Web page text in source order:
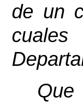
de un